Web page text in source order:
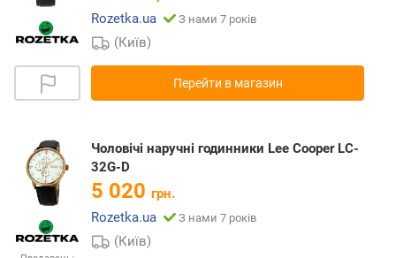
Rozetka.ua
З нами 7 років
(Київ)
Перейти в магазин
Чоловічі наручні годинники Lee Cooper LC-
32G-D
5 020 грн.
Rozetka.ua
З нами 7 років
(Київ)